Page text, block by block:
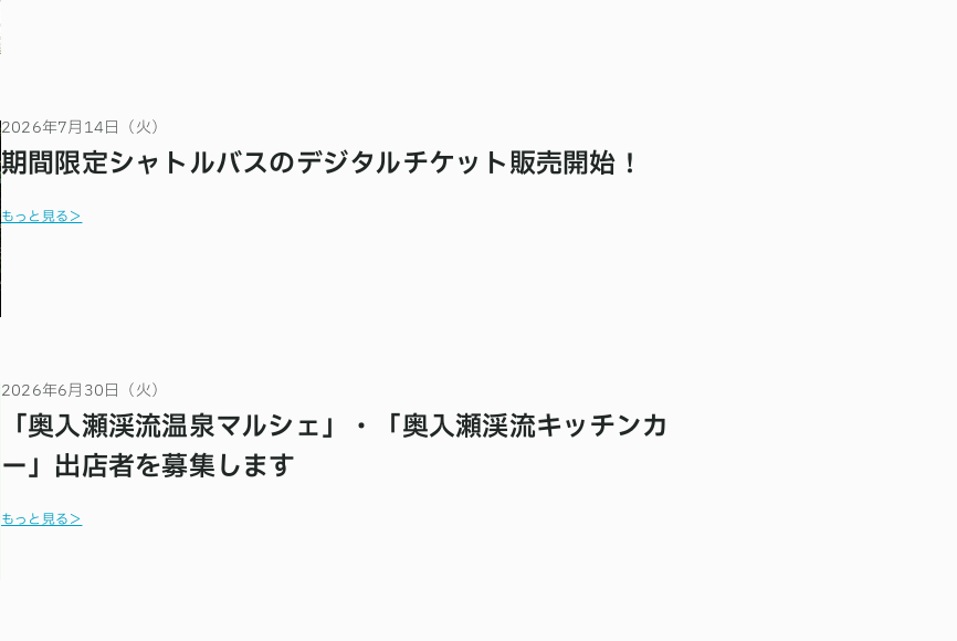
2026年7月14日（火）
期間限定シャトルバスのデジタルチケット販売開始！
もっと見る＞
2026年6月30日（火）
「奥入瀬渓流温泉マルシェ」・「奥入瀬渓流キッチンカ
ー」出店者を募集します
もっと見る＞